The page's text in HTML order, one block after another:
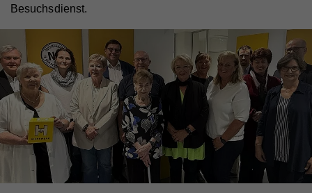
Besuchsdienst.